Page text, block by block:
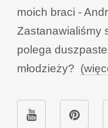
moich braci -
Zastanawialiśmy
polega
młodzieży?